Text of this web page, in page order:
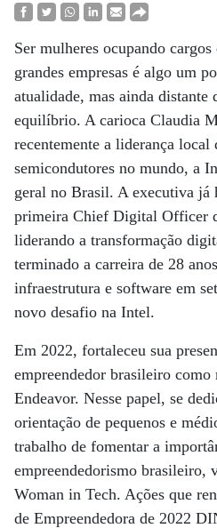
Ser mulheres ocupando
grandes empresas é algo um
atualidade, mas ainda distante
equilíbrio. A carioca Claudia
recentemente a liderança
semicondutores no mundo, a
geral no Brasil. A executiva já
primeira Chief Digital Officer
liderando a transformação
terminado a carreira de 28
infraestrutura e software em
novo desafio na Intel.
Em 2022, fortaleceu sua
empreendedor brasileiro como
Endeavor. Nesse papel, se
orientação de pequenos e
trabalho de fomentar a
empreendedorismo brasileiro,
Woman in Tech. Ações que
de Empreendedora de 2022